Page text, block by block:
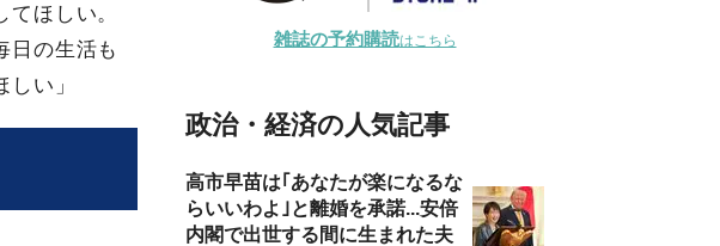
ほしい。
日の生活も
い」
雑誌の予約購読はこちら
政治・経済の人気記事
高市早苗は｢あなたが楽になるな
らいいわよ｣と離婚を承諾...安倍
内閣で出世する間に生まれた夫